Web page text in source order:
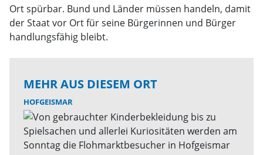
Ort spürbar. Bund und Länder müssen handeln, damit
der Staat vor Ort für seine Bürgerinnen und Bürger
handlungsfähig bleibt.
MEHR AUS DIESEM ORT
HOFGEISMAR